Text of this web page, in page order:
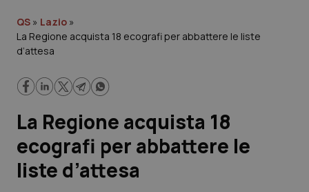
Governo e Parlamento
Regioni e Asl
Lavoro e Professioni
Scienza e Farmaci
Studi e Analisi
QS » Lazio »
La Regione acquista 18 ecografi per abbattere le liste
d’attesa
La Regione acquista 18
ecografi per abbattere le
liste d’attesa